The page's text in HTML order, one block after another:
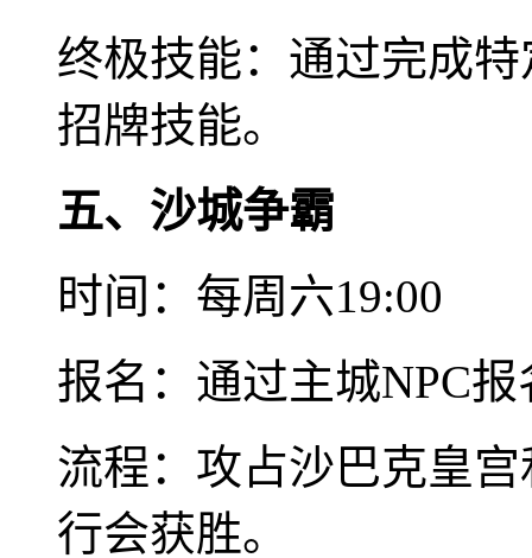
终极技能：通过完成
招牌技能。
五、沙城争霸
时间：每周六19:00
报名：通过主城NPC
流程：攻占沙巴克皇
行会获胜。